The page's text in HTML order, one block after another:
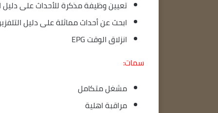
تعيين وظيفة مذكرة للأحداث على دليل
ابحث عن أحداث مماثلة على دليل
انزلاق الوقت EPG
سمات:
مشغل متكامل
مراقبة اهلية